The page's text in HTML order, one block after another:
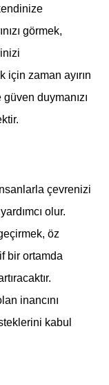
görmek,
için zaman ayırın
duymanızı
çevrenizi
olur.
öz
bir ortamda
inancını
kabul